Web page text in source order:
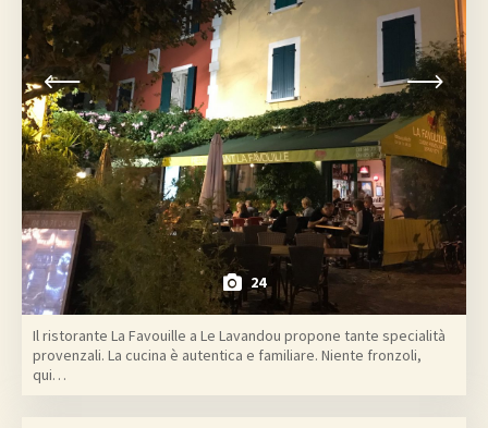
24
Il ristorante La Favouille a Le Lavandou propone tante specialità
provenzali. La cucina è autentica e familiare. Niente fronzoli,
qui…